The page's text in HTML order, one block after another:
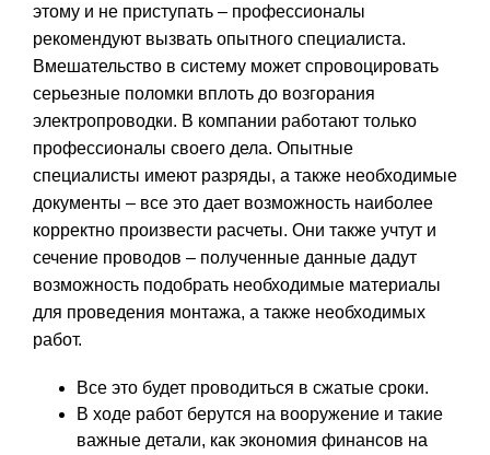
этому и не приступать – профессионалы
рекомендуют вызвать опытного специалиста.
Вмешательство в систему может спровоцировать
серьезные поломки вплоть до возгорания
электропроводки. В компании работают только
профессионалы своего дела. Опытные
специалисты имеют разряды, а также необходимые
документы – все это дает возможность наиболее
корректно произвести расчеты. Они также учтут и
сечение проводов – полученные данные дадут
возможность подобрать необходимые материалы
для проведения монтажа, а также необходимых
работ.
Все это будет проводиться в сжатые сроки.
В ходе работ берутся на вооружение и такие
важные детали, как экономия финансов на